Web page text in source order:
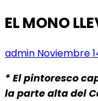
EL MONO
admin Noviembre
* El pintoresco
la parte alta del